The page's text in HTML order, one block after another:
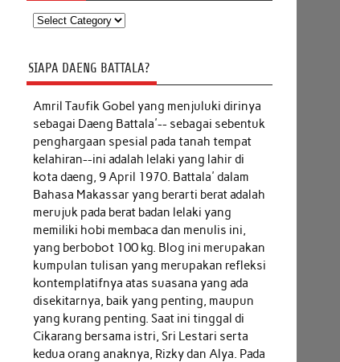
Kategori
SIAPA DAENG BATTALA?
Amril Taufik Gobel yang menjuluki dirinya
sebagai Daeng Battala'-- sebagai sebentuk
penghargaan spesial pada tanah tempat
kelahiran--ini adalah lelaki yang lahir di
kota daeng, 9 April 1970. Battala' dalam
Bahasa Makassar yang berarti berat adalah
merujuk pada berat badan lelaki yang
memiliki hobi membaca dan menulis ini,
yang berbobot 100 kg. Blog ini merupakan
kumpulan tulisan yang merupakan refleksi
kontemplatifnya atas suasana yang ada
disekitarnya, baik yang penting, maupun
yang kurang penting. Saat ini tinggal di
Cikarang bersama istri, Sri Lestari serta
kedua orang anaknya, Rizky dan Alya. Pada